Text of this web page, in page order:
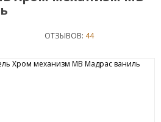
ОТЗЫВОВ: 44